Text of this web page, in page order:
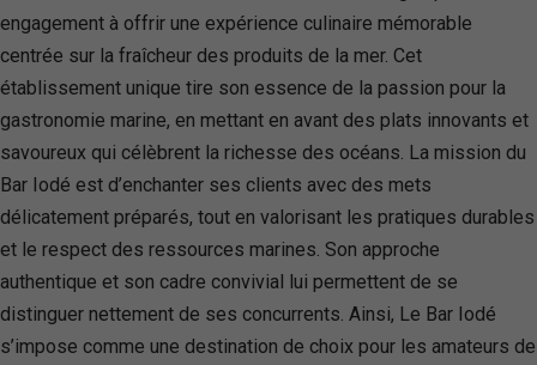
engagement à offrir une expérience culinaire mémorable
centrée sur la fraîcheur des produits de la mer. Cet
établissement unique tire son essence de la passion pour la
gastronomie marine, en mettant en avant des plats innovants et
savoureux qui célèbrent la richesse des océans. La mission du
Bar Iodé est d’enchanter ses clients avec des mets
délicatement préparés, tout en valorisant les pratiques durables
et le respect des ressources marines. Son approche
authentique et son cadre convivial lui permettent de se
distinguer nettement de ses concurrents. Ainsi, Le Bar Iodé
s’impose comme une destination de choix pour les amateurs de